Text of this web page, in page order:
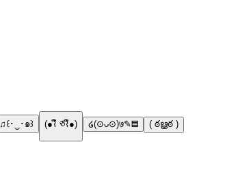
♫꒰･‿･๑꒱ (●⌇ຶ ཅ⌇ຶ●) ໒(⊙ᴗ⊙)७✎▤ ( ఠൠఠ )